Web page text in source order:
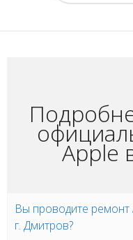
Apple
Вы проводите ремонт
г. Дмитров?